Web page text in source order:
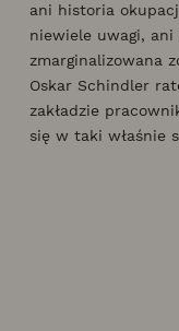
ani historia
niewiele uwagi,
zmarginalizowana
Oskar Schindler
zakładzie
się w taki właśnie